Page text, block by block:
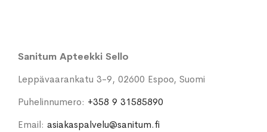
Sanitum Apteekki Sello
Leppävaarankatu 3-9, 02600 Espoo, Suomi
Puhelinnumero: +358 9 31585890
Email: asiakaspalvelu@sanitum.fi